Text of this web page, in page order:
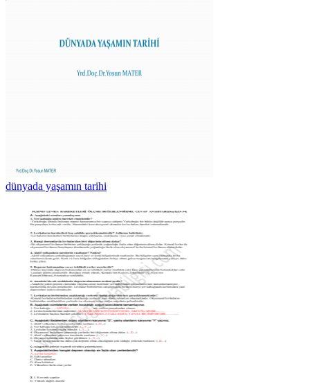
dünyada yaşamın tarihi